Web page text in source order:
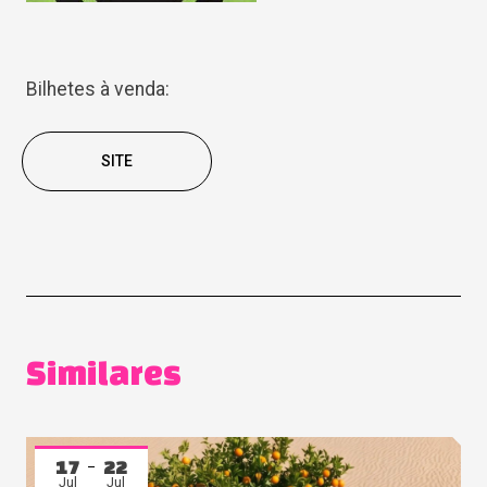
Bilhetes à venda:
SITE
Similares
17
Jul
22
Jul